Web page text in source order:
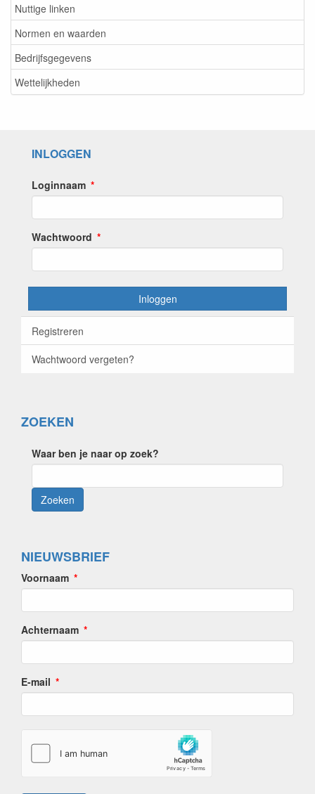
Nuttige linken
Normen en waarden
Bedrijfsgegevens
Wettelijkheden
INLOGGEN
Loginnaam
Wachtwoord
Inloggen
Registreren
Wachtwoord vergeten?
ZOEKEN
Waar ben je naar op zoek?
NIEUWSBRIEF
Voornaam
Achternaam
E-mail